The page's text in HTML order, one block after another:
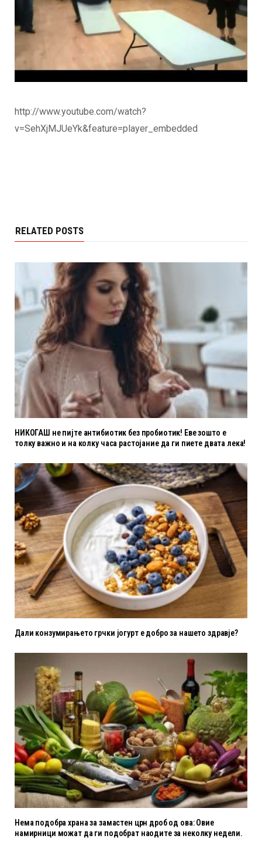
http://www.youtube.com/watch?
v=SehXjMJUeYk&feature=player_embedded
RELATED POSTS
НИКОГАШ не пијте антибиотик без пробиотик! Еве зошто е
толку важно и на колку часа растојание да ги пиете двата лека!
Дали конзумирањето грчки јогурт е добро за нашето здравје?
Нема подобра храна за замастен црн дроб од ова: Овие
намирници можат да ги подобрат наодите за неколку недели.